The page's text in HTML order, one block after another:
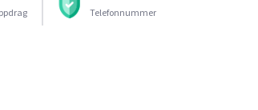
Telefonnummer